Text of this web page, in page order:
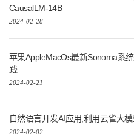
CausalLM-14B
2024-02-28
苹果AppleMacOs最新Sonoma系
践
2024-02-21
自然语言开发AI应用,利用云雀大
2024-02-02